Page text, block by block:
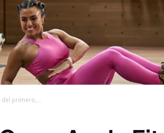
primero,...